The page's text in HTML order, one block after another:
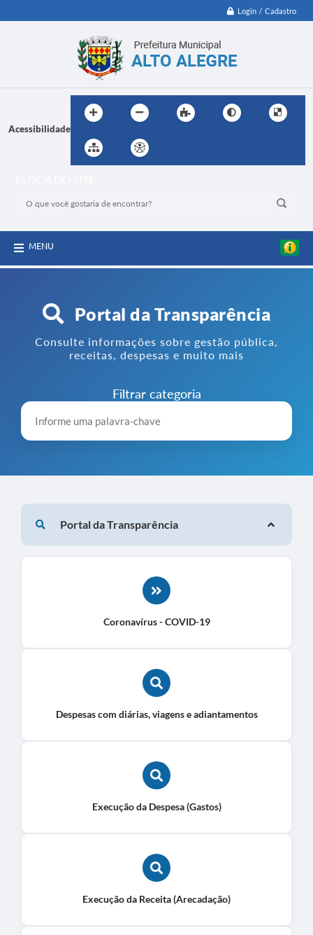
Login / Cadastro
Acessibilidade
MENU
Portal da Transparência
Consulte informações sobre gestão pública,
receitas, despesas e muito mais
Filtrar categoria
Portal da Transparência
Coronavírus - COVID-19
Despesas com diárias, viagens e adiantamentos
Execução da Despesa (Gastos)
Execução da Receita (Arecadação)